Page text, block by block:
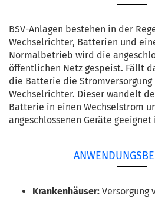
BSV-Anlagen bestehen in der
Wechselrichter, Batterien und
Normalbetrieb wird die
öffentlichen Netz gespeist. Fällt
die Batterie die Stromversorgung
Wechselrichter. Dieser wandelt
Batterie in einen Wechselstrom
angeschlossenen Geräte geeignet
Krankenhäuser: Versorgung